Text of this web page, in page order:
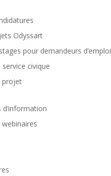
Odyssart
pour demandeurs d’emploi
civique
projet